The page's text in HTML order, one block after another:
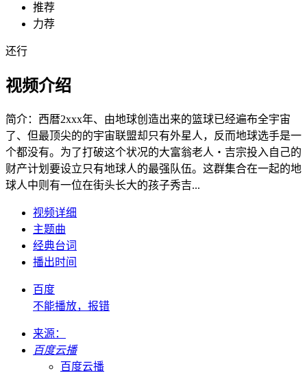
推荐
力荐
还行
视频介绍
简介： 西暦2xxx年、由地球创造出来的篮球已经遍布全宇宙
了、但最顶尖的的宇宙联盟却只有外星人，反而地球选手是一
个都没有。为了打破这个状况的大富翁老人・吉宗投入自己的
财产计划要设立只有地球人的最强队伍。这群集合在一起的地
球人中则有一位在街头长大的孩子秀吉...
视频详细
主题曲
经典台词
播出时间
百度
不能播放，报错
来源：
百度云播
百度云播